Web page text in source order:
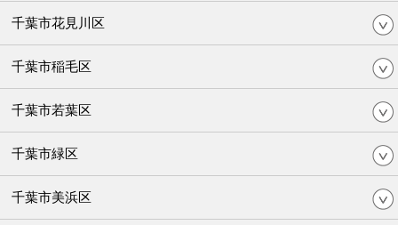
千葉市花見川区
千葉市稲毛区
千葉市若葉区
千葉市緑区
千葉市美浜区